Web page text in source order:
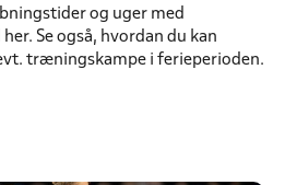
og uger med
Se også, hvordan du kan
træningskampe i ferieperioden.